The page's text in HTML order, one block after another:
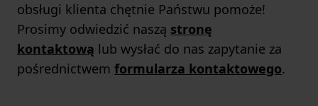
obsługi klienta chętnie Państwu pomoże!
Prosimy odwiedzić naszą stronę
kontaktową lub wysłać do nas zapytanie za
pośrednictwem formularza kontaktowego.